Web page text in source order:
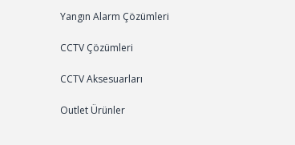
Yangın Alarm Çözümleri
CCTV Çözümleri
CCTV Aksesuarları
Outlet Ürünler